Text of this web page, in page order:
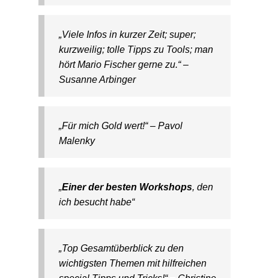
„Viele Infos in kurzer Zeit; super;
kurzweilig; tolle Tipps zu Tools; man
hört Mario Fischer gerne zu.“ –
Susanne Arbinger
„Für mich Gold wert!“ – Pavol
Malenky
„Einer der besten Workshops, den
ich besucht habe“
„Top Gesamtüberblick zu den
wichtigsten Themen mit hilfreichen